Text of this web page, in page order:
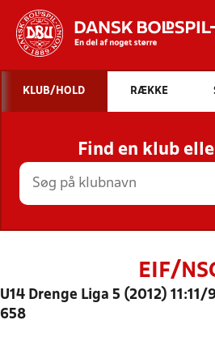
STILLINGER,
HOLD
KLUB/HOLD RÆKKE
Find en klub
EIF/
U14 Drenge Liga 5 (2012)
658